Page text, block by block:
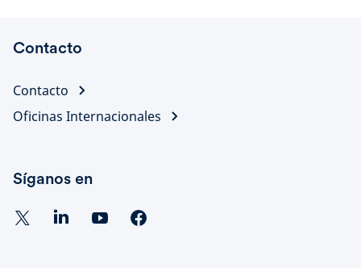
Contacto
Contacto
Oficinas Internacionales
Síganos en